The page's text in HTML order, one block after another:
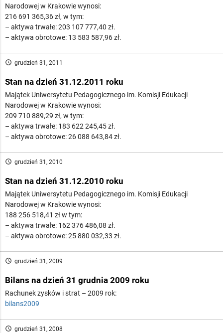
Narodowej w Krakowie wynosi:
216 691 365,36 zł, w tym:
– aktywa trwałe: 203 107 777,40 zł.
– aktywa obrotowe: 13 583 587,96 zł.
access_time grudzień 31, 2011
Stan na dzień 31.12.2011 roku
Majątek Uniwersytetu Pedagogicznego im. Komisji Edukacji
Narodowej w Krakowie wynosi:
209 710 889,29 zł, w tym:
– aktywa trwałe: 183 622 245,45 zł.
– aktywa obrotowe: 26 088 643,84 zł.
access_time grudzień 31, 2010
Stan na dzień 31.12.2010 roku
Majątek Uniwersytetu Pedagogicznego im. Komisji Edukacji
Narodowej w Krakowie wynosi:
188 256 518,41 zł w tym:
– aktywa trwałe: 162 376 486,08 zł.
– aktywa obrotowe: 25 880 032,33 zł.
access_time grudzień 31, 2009
Bilans na dzień 31 grudnia 2009 roku
Rachunek zysków i strat – 2009 rok:
bilans2009
access_time grudzień 31, 2008